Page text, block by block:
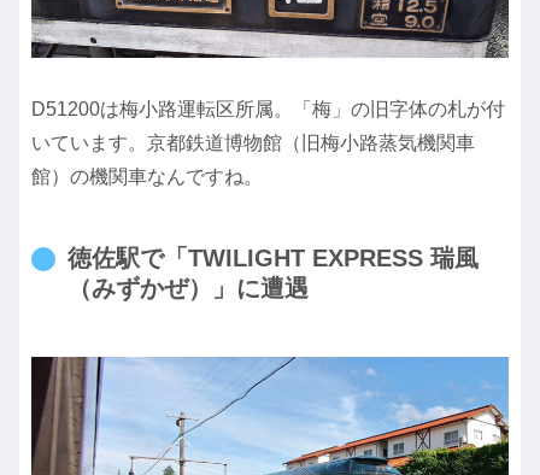
D51200は梅小路運転区所属。「梅」の旧字体の札が付
いています。京都鉄道博物館（旧梅小路蒸気機関車
館）の機関車なんですね。
徳佐駅で「TWILIGHT EXPRESS 瑞風
（みずかぜ）」に遭遇